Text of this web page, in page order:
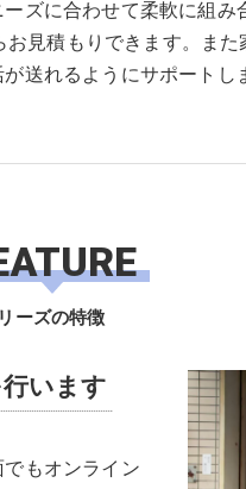
ズに合わせて柔軟に組み
見積もりできます。ま
送れるようにサポートし
リーズの特徴
います
もオンライン